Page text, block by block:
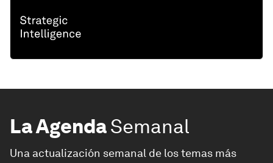
La AgendaSemanal
Una actualización semanal de los temas más